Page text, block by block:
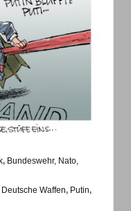
, Bundeswehr, Nato,
Deutsche Waffen, Putin,